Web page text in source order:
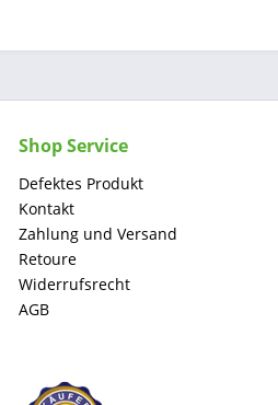
Shop Service
Defektes Produkt
Kontakt
Zahlung und Versand
Retoure
Widerrufsrecht
AGB